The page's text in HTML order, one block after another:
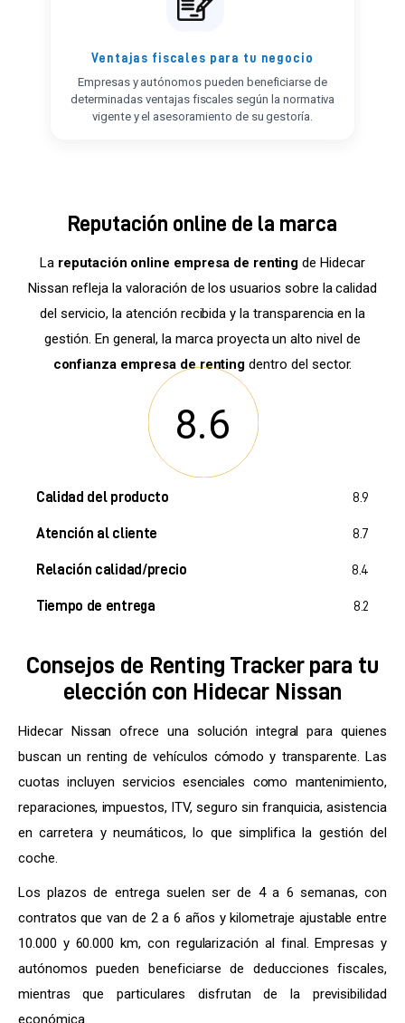
Ventajas fiscales para tu negocio
Empresas y autónomos pueden beneficiarse de
determinadas ventajas fiscales según la normativa
vigente y el asesoramiento de su gestoría.
Reputación online de la marca
La reputación online empresa de renting de Hidecar
Nissan refleja la valoración de los usuarios sobre la calidad
del servicio, la atención recibida y la transparencia en la
gestión. En general, la marca proyecta un alto nivel de
confianza empresa de renting dentro del sector.
8.6
Calidad del producto 8.9
Atención al cliente 8.7
Relación calidad/precio 8.4
Tiempo de entrega 8.2
Consejos de Renting Tracker para tu
elección con Hidecar Nissan
Hidecar Nissan ofrece una solución integral para quienes
buscan un renting de vehículos cómodo y transparente. Las
cuotas incluyen servicios esenciales como mantenimiento,
reparaciones, impuestos, ITV, seguro sin franquicia, asistencia
en carretera y neumáticos, lo que simplifica la gestión del
coche.
Los plazos de entrega suelen ser de 4 a 6 semanas, con
contratos que van de 2 a 6 años y kilometraje ajustable entre
10.000 y 60.000 km, con regularización al final. Empresas y
autónomos pueden beneficiarse de deducciones fiscales,
mientras que particulares disfrutan de la previsibilidad